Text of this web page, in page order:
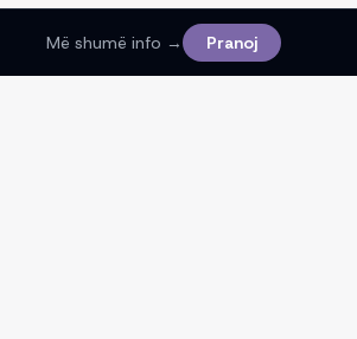
Më shumë info → Pranoj